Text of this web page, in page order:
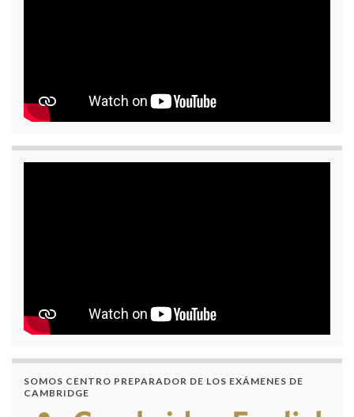
SOMOS CENTRO PREPARADOR DE LOS EXÁMENES DE
CAMBRIDGE